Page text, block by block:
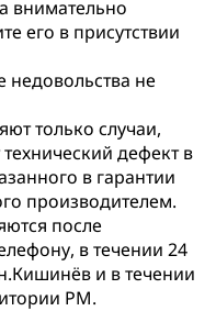
внимательно
его в присутствии
не
только случаи,
дефект в
в гарантии
производителем.
после
в течении 24
и в течении
РМ.